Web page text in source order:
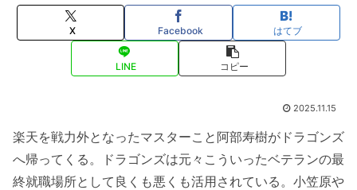
X Facebook はてブ
LINE コピー
2025.11.15
楽天を戦力外となったマスターこと阿部寿樹がドラゴンズ
へ帰ってくる。ドラゴンズは元々こういったベテランの最
終就職場所として良くも悪くも活用されている。小笠原や